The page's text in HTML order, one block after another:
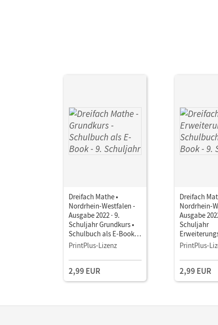
Dreifach Mathe •
Nordrhein-Westfalen -
Ausgabe 2022 · 9.
Schuljahr Grundkurs •
Schulbuch als E-Book
Mit Medien
PrintPlus-Lizenz
2,99 EUR
Dreifach
Nordrhein-
Ausgabe
Schuljahr
Schulbuch
PrintPlus-
2,99 EUR